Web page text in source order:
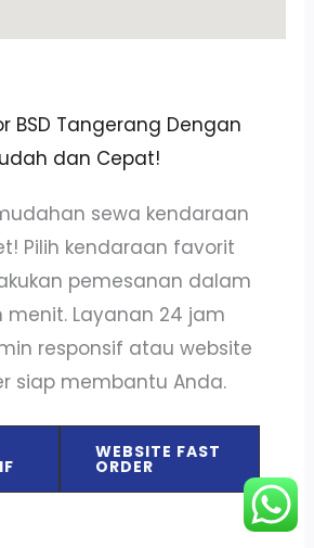
BSD Tangerang Dengan
dan Cepat!
sewa kendaraan
Pilih kendaraan favorit
pemesanan dalam
menit. Layanan 24 jam
responsif atau website
siap membantu Anda.
WEBSITE FAST
ORDER